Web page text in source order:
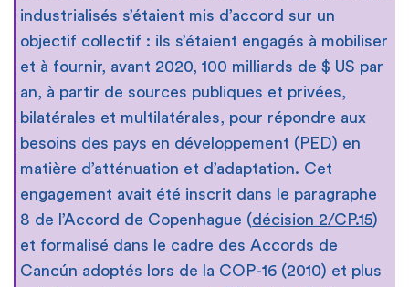
industrialisés s’étaient mis d’accord sur un
objectif collectif : ils s’étaient engagés à mobiliser
et à fournir, avant 2020, 100 milliards de $ US par
an, à partir de sources publiques et privées,
bilatérales et multilatérales, pour répondre aux
besoins des pays en développement (PED) en
matière d’atténuation et d’adaptation. Cet
engagement avait été inscrit dans le paragraphe
8 de l’Accord de Copenhague (décision 2/CP.15)
et formalisé dans le cadre des Accords de
Cancún adoptés lors de la COP-16 (2010) et plus